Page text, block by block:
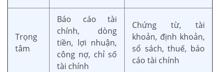
Trọng
tâm
Báo cáo tài
chính, dòng
tiền, lợi nhuận,
công nợ, chỉ số
tài chính
Chứng từ, tài
khoản, định khoản,
sổ sách, thuế, báo
cáo tài chính